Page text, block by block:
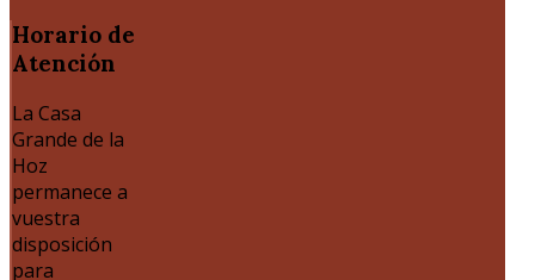
Horario de
Atención
La Casa
Grande de la
Hoz
permanece a
vuestra
disposición
para